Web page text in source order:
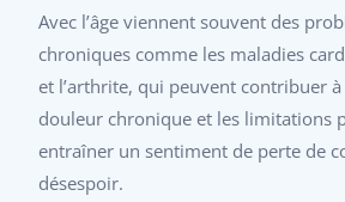
Avec l’âge viennent souvent des
chroniques comme les maladies
et l’arthrite, qui peuvent contribuer
douleur chronique et les limitations
entraîner un sentiment de perte de
désespoir.